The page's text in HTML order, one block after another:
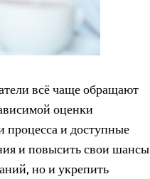
всё чаще обращают
оценки
процесса и доступные
и повысить свои шансы
но и укрепить